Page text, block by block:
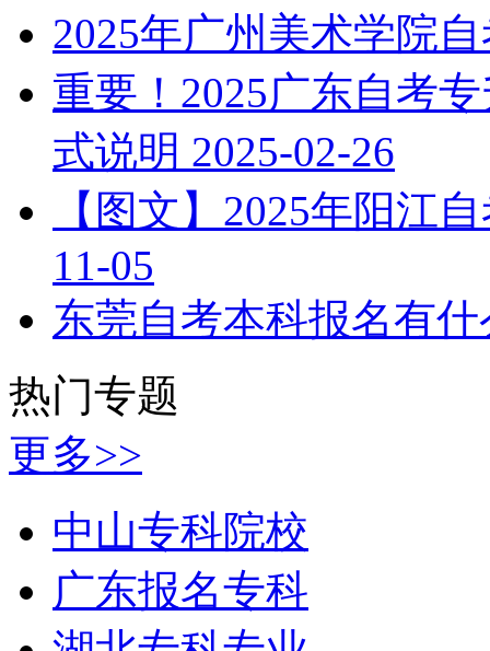
2025年广州美术学院
重要！2025广东自考
式说明 2025-02-26
【图文】2025年阳江
11-05
东莞自考本科报名有
热门专题
更多>>
中山专科院校
广东报名专科